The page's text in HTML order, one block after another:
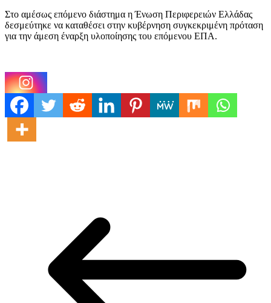
Στο αμέσως επόμενο διάστημα η Ένωση Περιφερειών Ελλάδας
δεσμεύτηκε να καταθέσει στην κυβέρνηση συγκεκριμένη πρόταση
για την άμεση έναρξη υλοποίησης του επόμενου ΕΠΑ.